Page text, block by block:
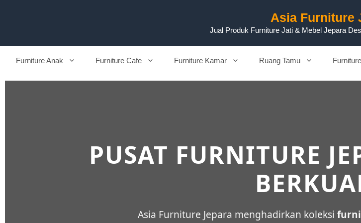
Asia Furniture
Jual Produk Furniture Jati & Mebel Jepara
Furniture Anak Furniture Cafe Furniture Kamar Ruang Tamu
PUSAT FURNITURE
Asia Furniture Jepara menghadirkan koleksi